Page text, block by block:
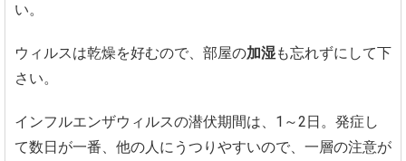
い。
ウィルスは乾燥を好むので、部屋の加湿も忘れずにして下
さい。
インフルエンザウィルスの潜伏期間は、1～2日。発症し
て数日が一番、他の人にうつりやすいので、一層の注意が